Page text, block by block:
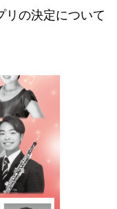
リの決定について